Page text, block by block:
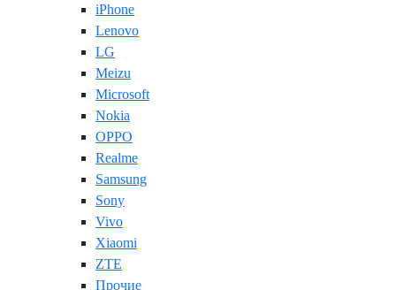
iPhone
Lenovo
LG
Meizu
Microsoft
Nokia
OPPO
Realme
Samsung
Sony
Vivo
Xiaomi
ZTE
Прочие